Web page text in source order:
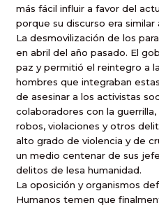
más fácil influir a favor del
porque su discurso era similar
La desmovilización de los
en abril del año pasado. El
paz y permitió el reintegro a
hombres que integraban
de asesinar a los activistas
colaboradores con la
robos, violaciones y otros
alto grado de violencia y de
un medio centenar de sus
delitos de lesa humanidad.
La oposición y organismos
Humanos temen que